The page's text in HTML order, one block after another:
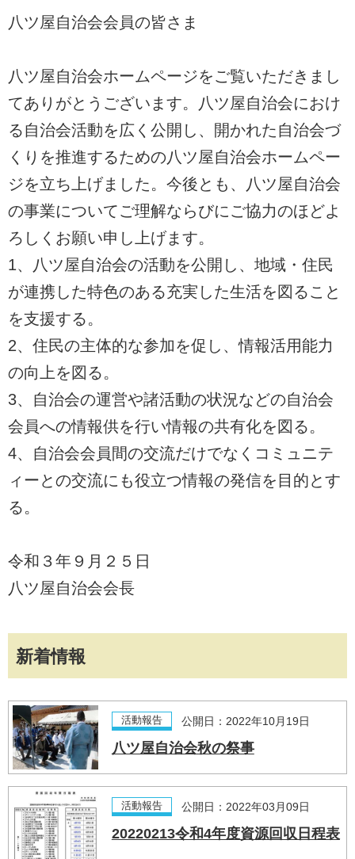
八ツ屋自治会会員の皆さま
八ツ屋自治会ホームページをご覧いただきまし
てありがとうございます。八ツ屋自治会におけ
る自治会活動を広く公開し、開かれた自治会づ
くりを推進するための八ツ屋自治会ホームペー
ジを立ち上げました。今後とも、八ツ屋自治会
の事業についてご理解ならびにご協力のほどよ
ろしくお願い申し上げます。
1、八ツ屋自治会の活動を公開し、地域・住民
が連携した特色のある充実した生活を図ること
を支援する。
2、住民の主体的な参加を促し、情報活用能力
の向上を図る。
3、自治会の運営や諸活動の状況などの自治会
会員への情報供を行い情報の共有化を図る。
4、自治会会員間の交流だけでなくコミュニテ
ィーとの交流にも役立つ情報の発信を目的とす
る。
令和３年９月２５日
八ツ屋自治会会長
新着情報
活動報告 公開日：2022年10月19日
八ツ屋自治会秋の祭事
活動報告 公開日：2022年03月09日
20220213令和4年度資源回収日程表